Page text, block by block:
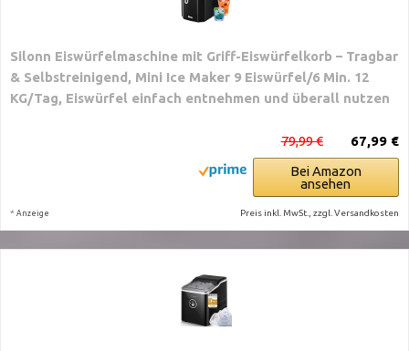
Silonn Eiswürfelmaschine mit Griff-Eiswürfelkorb – Tragbar
& Selbstreinigend, Mini Ice Maker 9 Eiswürfel/6 Min. 12
KG/Tag, Eiswürfel einfach entnehmen und überall nutzen
67,99 €
79,99 €
Bei Amazon
ansehen
* Anzeige Preis inkl. MwSt., zzgl. Versandkosten